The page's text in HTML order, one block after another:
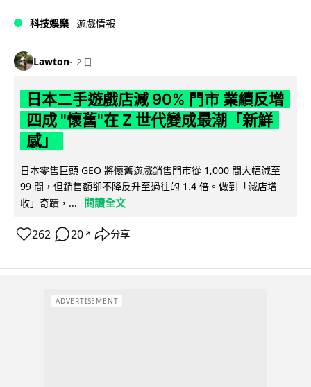
科技娛樂 遊戲情報
Lawton 2 日
日本二手遊戲店減 90% 門市 業績反增
四成 "懷舊"在 Z 世代變成最潮「新鮮
感」
日本零售巨頭 GEO 將懷舊遊戲銷售門市從 1,000 間大幅減至
99 間，但銷售額卻不降反升至過往的 1.4 倍。做到「減店增
收」奇蹟，...
閱讀全文
262 20 ↗ 分享
ADVERTISEMENT